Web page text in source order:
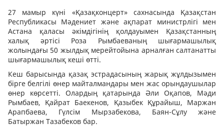
27 мамыр күні «Қазақконцерт» сахнасында Қазақстан
Республикасы Мәдениет және ақпарат министрлігі мен
Астана қаласы әкімдігінің қолдауымен Қазақстанның
халық әртісі Роза Рымбаеваның шығармашылық
жолындағы 50 жылдық мерейтойына арналған салтанатты
шығармашылық кеші өтті.
Кеш барысында қазақ эстрадасының жарық жұлдызымен
бірге белгілі өнер майталмандары мен жас орындаушылар
өнер көрсетті. Олардың қатарында Әли Оқапов, Мәди
Рымбаев, Қайрат Баекенов, Қазыбек Құрайыш, Маржан
Арапбаева, Гүлсім Мырзабекова, Баян-Сұлу және
Батыржан Тазабеков бар.